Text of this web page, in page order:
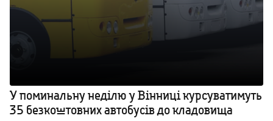
У поминальну неділю у Вінниці курсуватимуть
35 безкоштовних автобусів до кладовища